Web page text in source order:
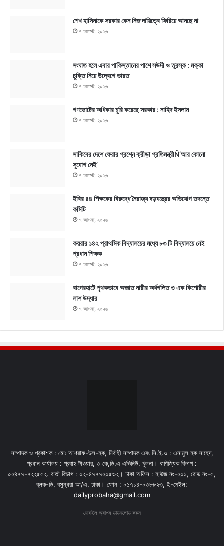
শেখ হাসিনাকে সরকার কেন নিজ দায়িত্বে ফিরিয়ে আনছে না
৭ আগস্ট, ২০২৬
সংঘাত হলে এবার পাকিস্তানের পাশে সউদী ও তুরস্ক : মক্কা
চুক্তি নিয়ে উদ্বেগে ভারত
৭ আগস্ট, ২০২৬
গণভোটের অধিকার চুরি করেছে সরকার : নাহিদ ইসলাম
৭ আগস্ট, ২০২৬
সাকিবের দেশে ফেরার প্রশ্নে ক্রীড়া প্রতিমন্ত্রীÑ‘আর কোনো
সুযোগ নেই’
৭ আগস্ট, ২০২৬
ইবির ৪৪ শিক্ষকের বিরুদ্ধে নৈরাজ্য ষড়যন্ত্রের অভিযোগ তদন্তে
কমিটি
৭ আগস্ট, ২০২৬
কয়রার ১৪২ প্রাথমিক বিদ্যালয়ের মধ্যে ৮৩ টি বিদ্যালয়ে নেই
প্রধান শিক্ষক
৭ আগস্ট, ২০২৬
বাগেরহাটে পৃথকভাবে অজ্ঞাত নারীর অর্ধগলিত ও এক কিশোরীর
লাশ উদ্ধার
৭ আগস্ট, ২০২৬
সম্পাদক ও প্রকাশক : মোঃ আশরাফ-উল-হক, নির্বাহী সম্পাদক এবং সি.ই.ও : এনামুল হক সাহেদ,
প্রধান কার্যালয় : প্রবাহ টাওয়ার, ৩ কে,ডি,এ এভিনিউ, খুলনা। বাণিজ্যিক বিভাগ :
০২৪৭৭-৭২২৫৫২. বার্তা বিভাগ : ০২-৪৭৭৭২০৫৩২। ঢাকা অফিস : হাউজ নং-২০১, রোড নং-৫,
ব্লক-ডি, বসুন্ধরা আ/এ, ঢাকা। ফোন : ০১৭১৪-০৩৮৮২৩, ই-মেইল:
dailyprobaha@gmail.com
মোবাইল অ্যাপস ডাউনলোড করুন